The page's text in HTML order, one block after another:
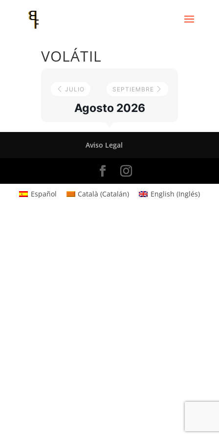
VOLÁTIL
JULIO
Agosto 2026
SEPTIEMBRE
Aviso Legal
Español Català (Catalán) English (Inglés)